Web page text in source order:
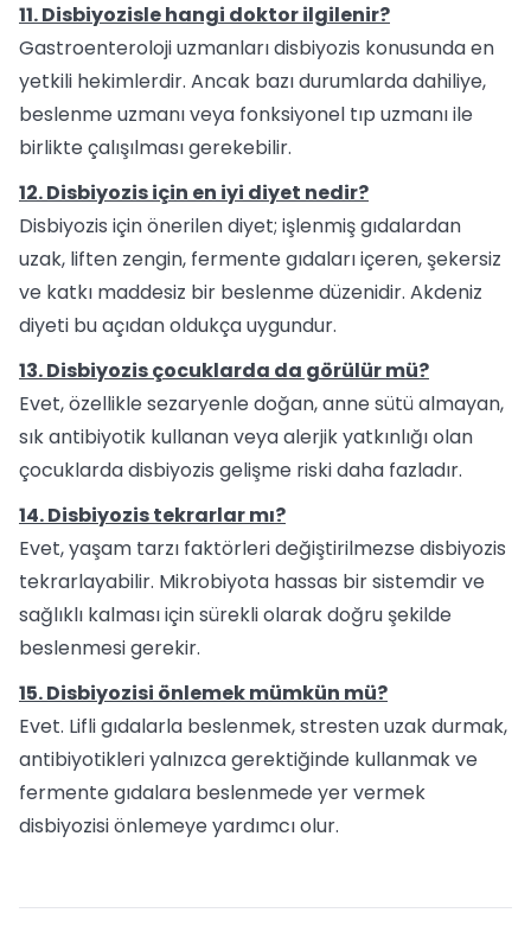
11. Disbiyozisle hangi doktor ilgilenir?
Gastroenteroloji uzmanları disbiyozis konusunda en
yetkili hekimlerdir. Ancak bazı durumlarda dahiliye,
beslenme uzmanı veya fonksiyonel tıp uzmanı ile
birlikte çalışılması gerekebilir.
12. Disbiyozis için en iyi diyet nedir?
Disbiyozis için önerilen diyet; işlenmiş gıdalardan
uzak, liften zengin, fermente gıdaları içeren, şekersiz
ve katkı maddesiz bir beslenme düzenidir. Akdeniz
diyeti bu açıdan oldukça uygundur.
13. Disbiyozis çocuklarda da görülür mü?
Evet, özellikle sezaryenle doğan, anne sütü almayan,
sık antibiyotik kullanan veya alerjik yatkınlığı olan
çocuklarda disbiyozis gelişme riski daha fazladır.
14. Disbiyozis tekrarlar mı?
Evet, yaşam tarzı faktörleri değiştirilmezse disbiyozis
tekrarlayabilir. Mikrobiyota hassas bir sistemdir ve
sağlıklı kalması için sürekli olarak doğru şekilde
beslenmesi gerekir.
15. Disbiyozisi önlemek mümkün mü?
Evet. Lifli gıdalarla beslenmek, stresten uzak durmak,
antibiyotikleri yalnızca gerektiğinde kullanmak ve
fermente gıdalara beslenmede yer vermek
disbiyozisi önlemeye yardımcı olur.